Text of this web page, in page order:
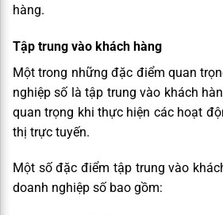
hàng.
Tập trung vào khách hàng
Một trong những đặc điểm quan
nghiệp số là tập trung vào khách
quan trọng khi thực hiện các hoạt
thị trực tuyến.
Một số đặc điểm tập trung vào
doanh nghiệp số bao gồm: